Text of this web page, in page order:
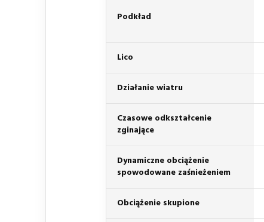
Podkład
Lico
Działanie wiatru
Czasowe odkształcenie
zginające
Dynamiczne obciążenie
spowodowane zaśnieżeniem
Obciążenie skupione